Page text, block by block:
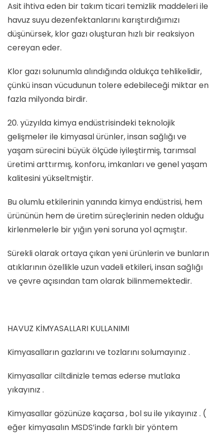
Asit ihtiva eden bir takım ticari temizlik maddeleri ile
havuz suyu dezenfektanlarını karıştırdığımızı
düşünürsek, klor gazı oluşturan hızlı bir reaksiyon
cereyan eder.
Klor gazı solunumla alındığında oldukça tehlikelidir,
çünkü insan vücudunun tolere edebileceği miktar en
fazla milyonda birdir.
20. yüzyılda kimya endüstrisindeki teknolojik
gelişmeler ile kimyasal ürünler, insan sağlığı ve
yaşam sürecini büyük ölçüde iyileştirmiş, tarımsal
üretimi arttırmış, konforu, imkanları ve genel yaşam
kalitesini yükseltmiştir.
Bu olumlu etkilerinin yanında kimya endüstrisi, hem
ürününün hem de üretim süreçlerinin neden olduğu
kirlenmelerle bir yığın yeni soruna yol açmıştır.
Sürekli olarak ortaya çıkan yeni ürünlerin ve bunların
atıklarının özellikle uzun vadeli etkileri, insan sağlığı
ve çevre açısından tam olarak bilinmemektedir.
HAVUZ KİMYASALLARI KULLANIMI
Kimyasalların gazlarını ve tozlarını solumayınız .
Kimyasallar ciltdinizle temas ederse mutlaka
yıkayınız .
Kimyasallar gözünüze kaçarsa , bol su ile yıkayınız . (
eğer kimyasalın MSDS’inde farklı bir yöntem